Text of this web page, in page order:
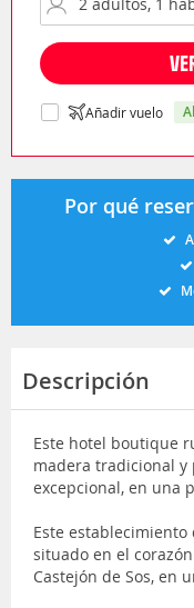
Añadir vuelo
Por qué
Descripción
Este hotel boutique
madera tradicional y
excepcional, en una
Este
situado en el
Castejón de Sos, en